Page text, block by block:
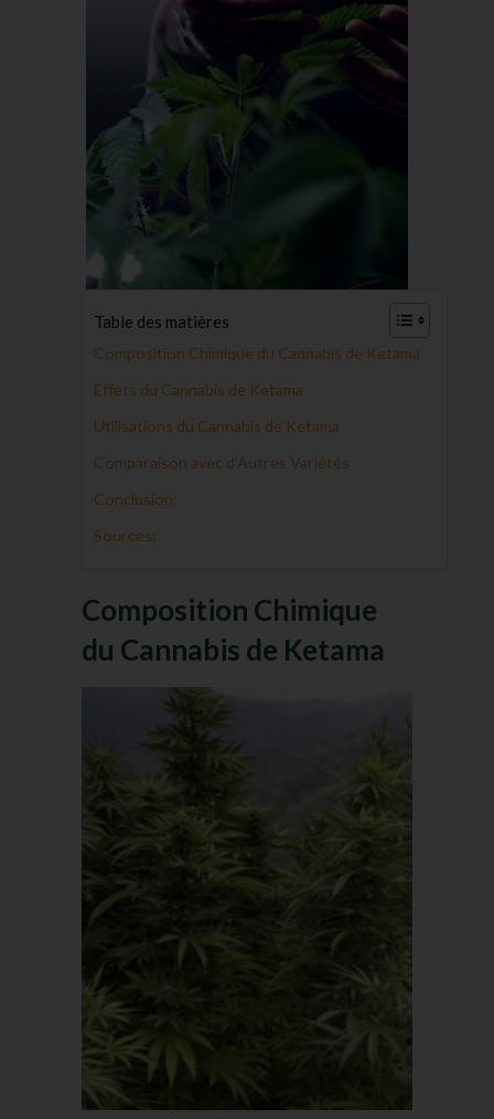
Table des matières
Composition Chimique du Cannabis de Ketama
Effets du Cannabis de Ketama
Utilisations du Cannabis de Ketama
Comparaison avec d’Autres Variétés
Conclusion:
Sources:
Composition Chimique
du Cannabis de Ketama